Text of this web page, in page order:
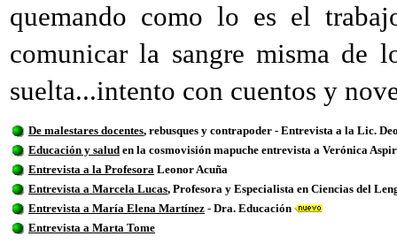
quemando como lo es el
comunicar la sangre misma de
suelta...intento con cuentos y
De malestares docentes, rebusques y contrapoder - Entrevista a la Lic.
Educación y salud en la cosmovisión mapuche entrevista a Verónica
Entrevista a la Profesora Leonor Acuña
Entrevista a Marcela Lucas, Profesora y Especialista en Ciencias del
Entrevista a María Elena Martínez - Dra. Educación
Entrevista a Marta Tome